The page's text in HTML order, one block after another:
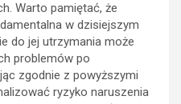
Warto pamiętać, że
w dzisiejszym
do jej utrzymania może
problemów po
zgodnie z powyższymi
ryzyko naruszenia